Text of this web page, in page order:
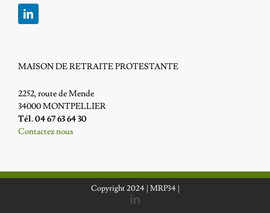
MAISON DE RETRAITE PROTESTANTE
2252, route de Mende
34000 MONTPELLIER
Tél. 04 67 63 64 30
Contactez nous
Copyright 2024 | MRP34 |
LinkedIn